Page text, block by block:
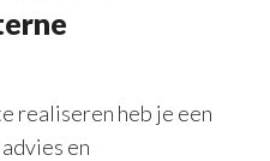
realiseren heb je een
en